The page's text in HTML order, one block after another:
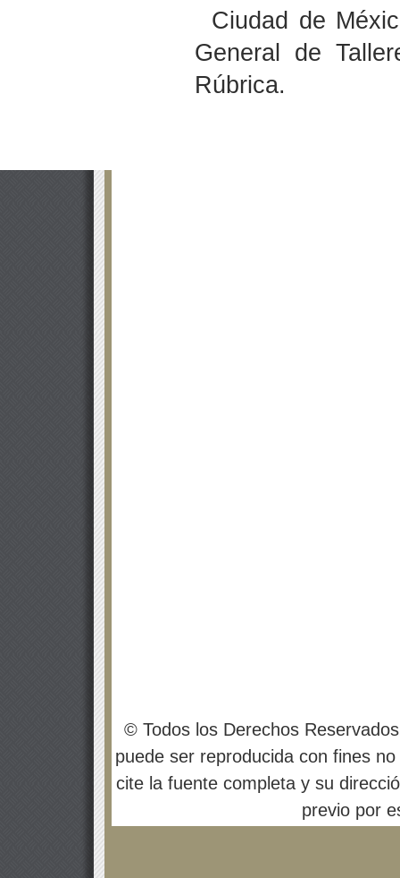
Ciudad de
General de
Rúbrica.
© Todos los Derechos
puede ser reproducida con fines
cite la fuente completa y su
previo por